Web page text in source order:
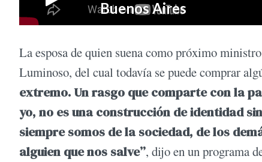
La esposa de quien suena como próximo
Luminoso, del cual todavía se puede comprar
extremo. Un rasgo que comparte con la
yo, no es una construcción de identidad
siempre somos de la sociedad, de los
alguien que nos salve”, dijo en un programa